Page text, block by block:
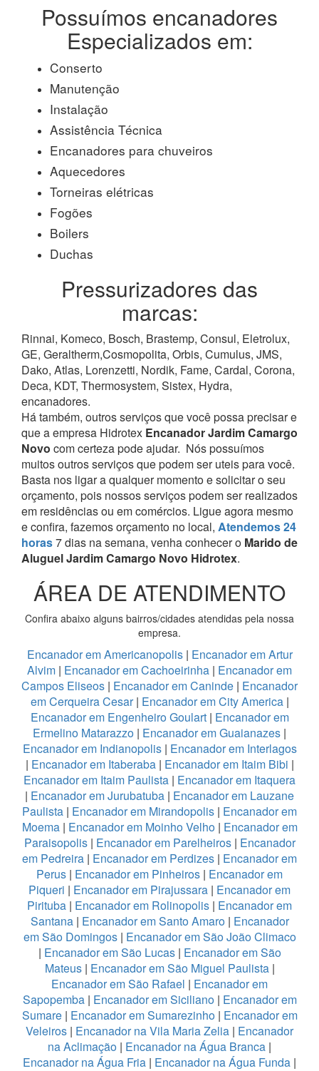
Possuímos encanadores
Especializados em:
Conserto
Manutenção
Instalação
Assistência Técnica
Encanadores para chuveiros
Aquecedores
Torneiras elétricas
Fogões
Boilers
Duchas
Pressurizadores das
marcas:
Rinnai, Komeco, Bosch, Brastemp, Consul, Eletrolux,
GE, Geraltherm,Cosmopolita, Orbis, Cumulus, JMS,
Dako, Atlas, Lorenzetti, Nordik, Fame, Cardal, Corona,
Deca, KDT, Thermosystem, Sistex, Hydra,
encanadores.
Há também, outros serviços que você possa precisar e
que a empresa Hidrotex Encanador Jardim Camargo
Novo com certeza pode ajudar. Nós possuímos
muitos outros serviços que podem ser uteis para você.
Basta nos ligar a qualquer momento e solicitar o seu
orçamento, pois nossos serviços podem ser realizados
em residências ou em comércios. Ligue agora mesmo
e confira, fazemos orçamento no local, Atendemos 24
horas7 dias na semana, venha conhecer o Marido de
Aluguel Jardim Camargo Novo Hidrotex.
ÁREA DE ATENDIMENTO
Confira abaixo alguns bairros/cidades atendidas pela nossa
empresa.
Encanador em Americanopolis | Encanador em Artur
Alvim | Encanador em Cachoeirinha | Encanador em
Campos Eliseos | Encanador em Caninde | Encanador
em Cerqueira Cesar| Encanador em City America |
Encanador em Engenheiro Goulart | Encanador em
Ermelino Matarazzo | Encanador em Guaianazes |
Encanador em Indianopolis| Encanador em Interlagos
| Encanador em Itaberaba| Encanador em Itaim Bibi |
Encanador em Itaim Paulista | Encanador em Itaquera
| Encanador em Jurubatuba | Encanador em Lauzane
Paulista | Encanador em Mirandopolis | Encanador em
Moema| Encanador em Moinho Velho | Encanador em
Paraisopolis| Encanador em Parelheiros| Encanador
em Pedreira | Encanador em Perdizes | Encanador em
Perus | Encanador em Pinheiros | Encanador em
Piqueri | Encanador em Pirajussara | Encanador em
Pirituba | Encanador em Rolinopolis | Encanador em
Santana| Encanador em Santo Amaro| Encanador
em São Domingos| Encanador em São João Climaco
| Encanador em São Lucas| Encanador em São
Mateus | Encanador em São Miguel Paulista|
Encanador em São Rafael | Encanador em
Sapopemba | Encanador em Siciliano| Encanador em
Sumare| Encanador em Sumarezinho| Encanador em
Veleiros | Encanador na Vila Maria Zelia | Encanador
na Aclimação | Encanador na Água Branca |
Encanador na Água Fria | Encanador na Água Funda |